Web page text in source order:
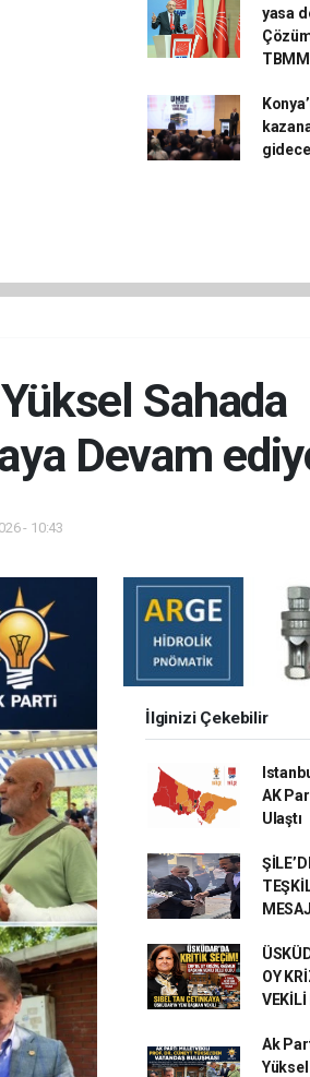
yasa
Sahada
Devam
- 10:43
İlginizi Çekebilir
AK
Ulaştı
MESAJI
OY
VEKİLİ
Ak